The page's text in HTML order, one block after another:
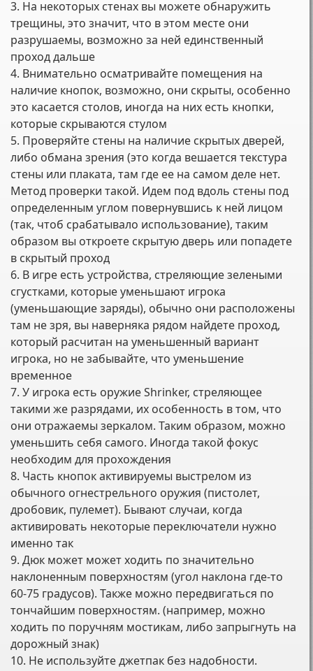
3. На некоторых стенах вы можете обнаружить
трещины, это значит, что в этом месте они
разрушаемы, возможно за ней единственный
проход дальше
4. Внимательно осматривайте помещения на
наличие кнопок, возможно, они скрыты, особенно
это касается столов, иногда на них есть кнопки,
которые скрываются стулом
5. Проверяйте стены на наличие скрытых дверей,
либо обмана зрения (это когда вешается текстура
стены или плаката, там где ее на самом деле нет.
Метод проверки такой. Идем под вдоль стены под
определенным углом повернувшись к ней лицом
(так, чтоб срабатывало использование), таким
образом вы откроете скрытую дверь или попадете
в скрытый проход
6. В игре есть устройства, стреляющие зелеными
сгустками, которые уменьшают игрока
(уменьшающие заряды), обычно они расположены
там не зря, вы наверняка рядом найдете проход,
который расчитан на уменьшенный вариант
игрока, но не забывайте, что уменьшение
временное
7. У игрока есть оружие Shrinker, стреляющее
такими же разрядами, их особенность в том, что
они отражаемы зеркалом. Таким образом, можно
уменьшить себя самого. Иногда такой фокус
необходим для прохождения
8. Часть кнопок активируемы выстрелом из
обычного огнестрельного оружия (пистолет,
дробовик, пулемет). Бывают случаи, когда
активировать некоторые переключатели нужно
именно так
9. Дюк может может ходить по значительно
наклоненным поверхностям (угол наклона где-то
60-75 градусов). Также можно передвигаться по
тончайшим поверхностям. (например, можно
ходить по поручням мостикам, либо запрыгнуть на
дорожный знак)
10. Не используйте джетпак без надобности.